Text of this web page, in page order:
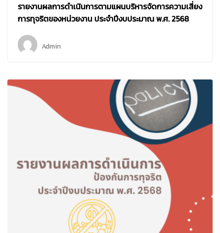
รายงานผลการดำเนินการตามแผนบริหารจัดการความเสี่ยง
การทุจริตของหน่วยงาน ประจำปีงบประมาณ พ.ศ. 2568
Admin